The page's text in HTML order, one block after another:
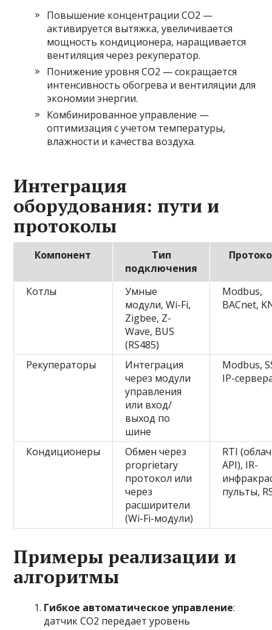
Повышение концентрации CO2 —
активируется вытяжка, увеличивается
мощность кондиционера, наращивается
вентиляция через рекуператор.
Понижение уровня CO2 — сокращается
интенсивность обогрева и вентиляции для
экономии энергии.
Комбинированное управление —
оптимизация с учетом температуры,
влажности и качества воздуха.
Интеграция
оборудования: пути и
протоколы
Компонент
Тип
подключения
Котлы
Умные
модули, Wi-Fi,
Zigbee, Z-
Wave, BUS
(RS485)
Modbus,
BACnet,
Рекуператоры
Интеграция
через модули
управления
или вход/
выход по
шине
Modbus,
IP-
Кондиционеры
Обмен через
proprietary
протокол или
через
расширители
(Wi-Fi-модули)
RTI
API), IR-
пульты,
Примеры реализации и
алгоритмы
Гибкое автоматическое управление:
датчик CO2 передает уровень